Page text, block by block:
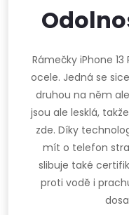
Rámečky iPhone 13
ocele. Jedná se
druhou na něm
jsou ale lesklá,
zde. Díky
mít o telefon
slibuje také
proti vodě i